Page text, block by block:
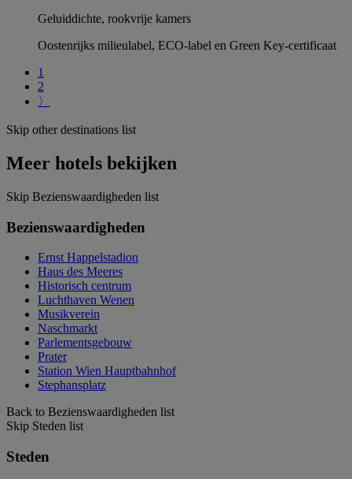
Geluiddichte, rookvrije kamers
Oostenrijks milieulabel, ECO-label en Green Key-certificaat
1
2
〉
Skip other destinations list
Meer hotels bekijken
Skip Bezienswaardigheden list
Bezienswaardigheden
Ernst Happelstadion
Haus des Meeres
Historisch centrum
Luchthaven Wenen
Musikverein
Naschmarkt
Parlementsgebouw
Prater
Station Wien Hauptbahnhof
Stephansplatz
Back to Bezienswaardigheden list
Skip Steden list
Steden